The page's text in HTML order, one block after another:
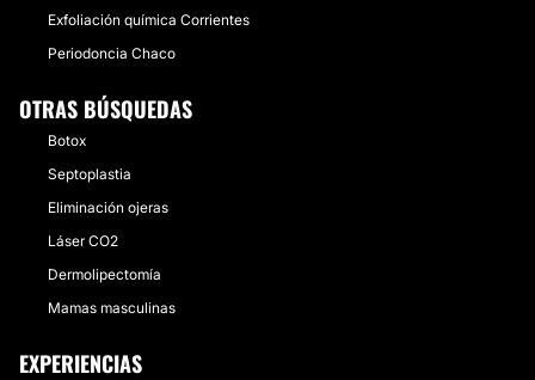
Exfoliación química Corrientes
Periodoncia Chaco
OTRAS BÚSQUEDAS
Botox
Septoplastia
Eliminación ojeras
Láser CO2
Dermolipectomía
Mamas masculinas
EXPERIENCIAS